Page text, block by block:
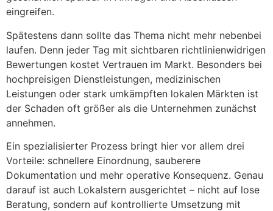
eingreifen.
Spätestens dann sollte das Thema nicht mehr nebenbei
laufen. Denn jeder Tag mit sichtbaren richtlinienwidrigen
Bewertungen kostet Vertrauen im Markt. Besonders bei
hochpreisigen Dienstleistungen, medizinischen
Leistungen oder stark umkämpften lokalen Märkten ist
der Schaden oft größer als die Unternehmen zunächst
annehmen.
Ein spezialisierter Prozess bringt hier vor allem drei
Vorteile: schnellere Einordnung, sauberere
Dokumentation und mehr operative Konsequenz. Genau
darauf ist auch Lokalstern ausgerichtet – nicht auf lose
Beratung, sondern auf kontrollierte Umsetzung mit